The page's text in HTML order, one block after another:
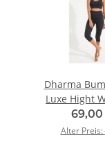
Dharma
Luxe Hight
Alter Preis: